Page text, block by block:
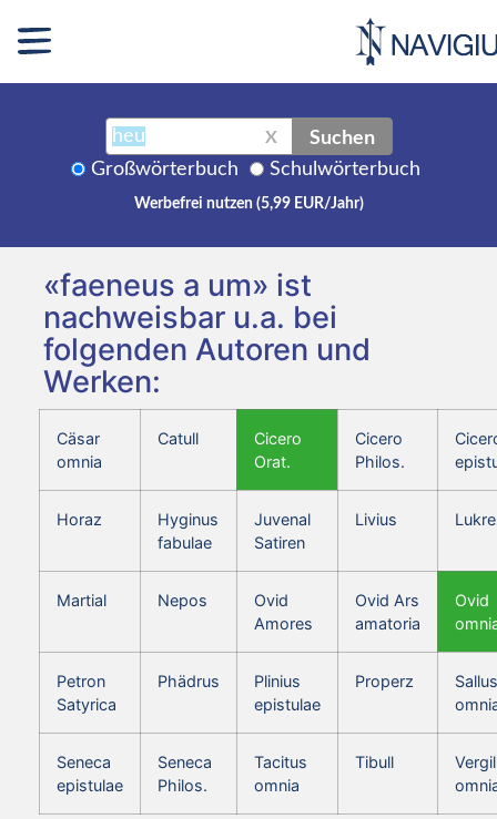
X Suchen
Großwörterbuch Schulwörterbuch
Werbefrei nutzen (5,99 EUR/Jahr)
«faeneus a um» ist
nachweisbar u.a. bei
folgenden Autoren und
Werken:
Cäsar
omnia
Catull
Cicero
Orat.
Cicero
Philos.
Horaz
Hyginus
fabulae
Juvenal
Satiren
Livius
Martial Nepos
Ovid
Amores
Ovid Ars
amatoria
Ovid
Petron
Satyrica
Phädrus
Plinius
epistulae
Properz
Seneca
epistulae
Seneca
Philos.
Tacitus
omnia
Tibull
Vergil